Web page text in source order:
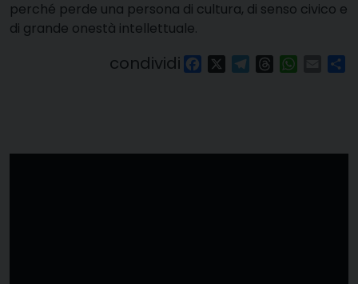
perché perde una persona di cultura, di senso civico e
di grande onestà intellettuale.
condividi FacebookTelegram
Threads Email